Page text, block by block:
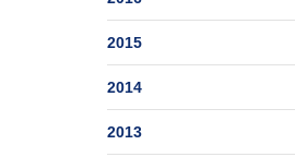
2015
2014
2013